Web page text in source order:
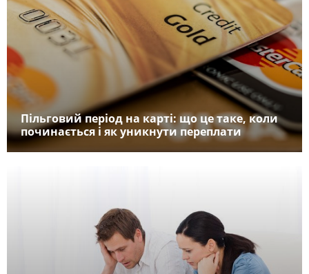
Пільговий період на карті: що це таке, коли
починається і як уникнути переплати